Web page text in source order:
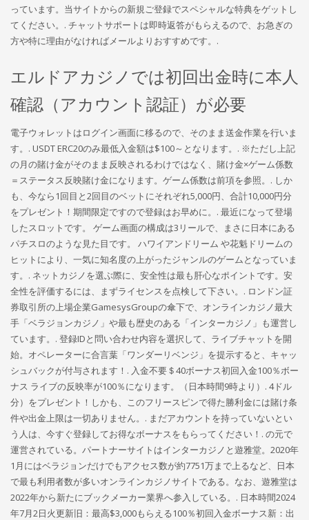
っています。当サイトからの新規ご登録でスペシャルな特典をゲットし
てください。. チャットサポートは即時返答がもらえるので、お急ぎの
方や特に理由がなければメールよりおすすめです。.
エルドアカジノでは初回出金時に本人
確認（アカウント認証）が必要
電子ウォレットはログイン画面に移るので、そのまま送金作業を行いま
す。. USDT ERC20のみ最低入金額は$100～となります。. ※ただし上記
の月の賭け金がそのまま反映されるわけではなく、賭け金×ゲーム係数
＝ステータス反映賭け金になります。ゲーム係数は前項を参照。. しか
も、今なら1回目と2回目のベットにそれぞれ5,000円、合計10,000円分
をプレゼント！期間限定ですので登録はお早めに。. 最近になって登場
したスロットです。 ゲーム画面の構成は3リールで、まさに日本にある
パチスロのような見た目です。 ハワイアンドリーム や花魁ドリームの
ヒットにより、一気に知名度の上がったジャンルのゲームとなっていま
す。. ネットカジノを選ぶ際に、安全性は最も肝心なポイントです。安
全性を評価するには、まずライセンスを点検して下さい。. ロンドン証
券取引所の上場企業GamesysGroupの傘下で、オンラインカジノ最大
手「ベラジョンカジノ」や最も歴史のある「インターカジノ」も運営し
ています。. 登録IDと問い合わせ内容を選択して、ライブチャットを開
始。オペレーターに合言葉「ワンダーリベンジ」を提示すると、キャッ
シュバックが付与されます！. 入金不要＄40ボーナス初回入金100％ボー
ナス ライブの反映率が100％になります。（日本時間9時より）. 4ドル
分）をプレゼント！しかも、このフリースピンで得た勝利金には賭け条
件や出金上限は一切ありません。. まだアカウントを持っていないとい
う人は、今すぐ登録してお得なボーナスをもらってください！. の元で
運営されている。パートナーサイトはインターカジノと遊雅堂。2020年
1月にはベラジョンだけでもアクセス数が約7751万まで上るなど、日本
で最も利用者数が多いオンラインカジノサイトである。なお、遊雅堂は
2022年から新たにブックメーカー業界へ参入している。. 日本時間2024
年7月2日火更新旧：最高$3,000もらえる100％初回入金ボーナス新：出